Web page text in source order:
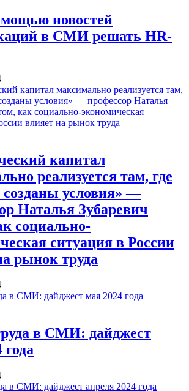
новостей
в СМИ решать HR-
капитал
реализуется там, где
созданы условия» —
Наталья Зубаревич
социально-
ситуация в России
рынок труда
в СМИ: дайджест
года